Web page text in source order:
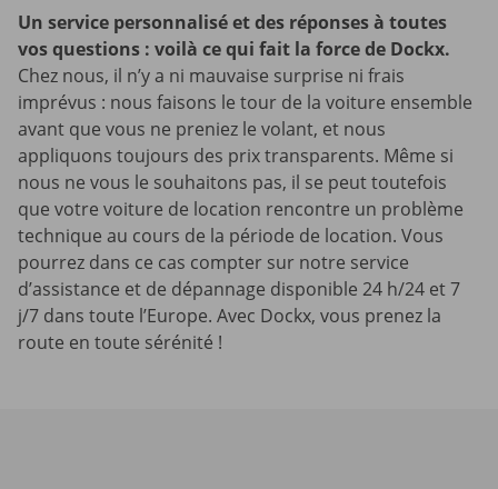
Un service personnalisé et des réponses à toutes
vos questions : voilà ce qui fait la force de Dockx.
Chez nous, il n’y a ni mauvaise surprise ni frais
imprévus : nous faisons le tour de la voiture ensemble
avant que vous ne preniez le volant, et nous
appliquons toujours des prix transparents. Même si
nous ne vous le souhaitons pas, il se peut toutefois
que votre voiture de location rencontre un problème
technique au cours de la période de location. Vous
pourrez dans ce cas compter sur notre service
d’assistance et de dépannage disponible 24 h/24 et 7
j/7 dans toute l’Europe. Avec Dockx, vous prenez la
route en toute sérénité !